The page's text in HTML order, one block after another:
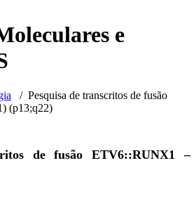
/ Pesquisa de transcritos de fusão
(p13;q22)
de fusão ETV6::RUNX1 –